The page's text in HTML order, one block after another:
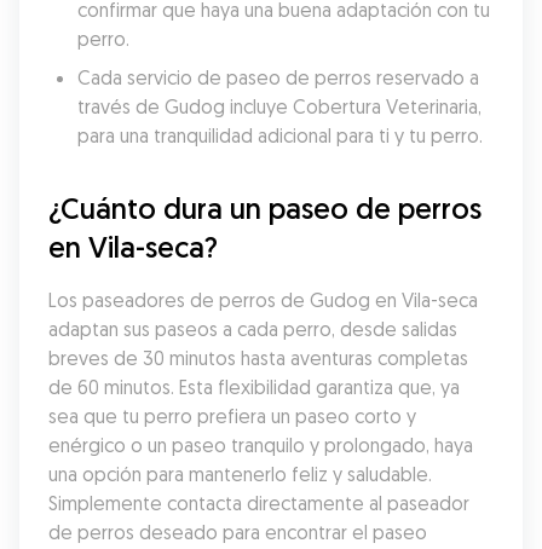
confirmar que haya una buena adaptación con tu
perro.
Cada servicio de paseo de perros reservado a
través de Gudog incluye Cobertura Veterinaria,
para una tranquilidad adicional para ti y tu perro.
¿Cuánto dura un paseo de perros
en Vila-seca?
Los paseadores de perros de Gudog en Vila-seca
adaptan sus paseos a cada perro, desde salidas
breves de 30 minutos hasta aventuras completas
de 60 minutos. Esta flexibilidad garantiza que, ya
sea que tu perro prefiera un paseo corto y
enérgico o un paseo tranquilo y prolongado, haya
una opción para mantenerlo feliz y saludable.
Simplemente contacta directamente al paseador
de perros deseado para encontrar el paseo